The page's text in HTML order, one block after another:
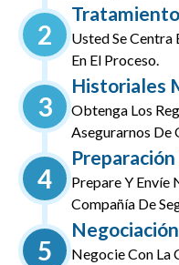
2
Tratamiento
Usted Se Centra
En El Proceso.
3
Historiales
Obtenga Los
Asegurarnos De
4
Prepare Y Envíe
Compañía De
5
Negociación
Negocie Con La